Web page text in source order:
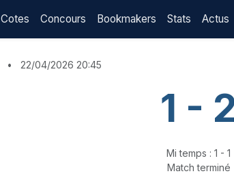
Cotes Concours Bookmakers Stats Actus
• 22/04/2026 20:45
1 - 2
Mi temps : 1 - 1
Match terminé